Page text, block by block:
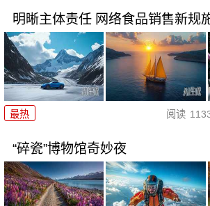
明晰主体责任 网络食品销售新规
最热 阅读
“碎瓷”博物馆奇妙夜